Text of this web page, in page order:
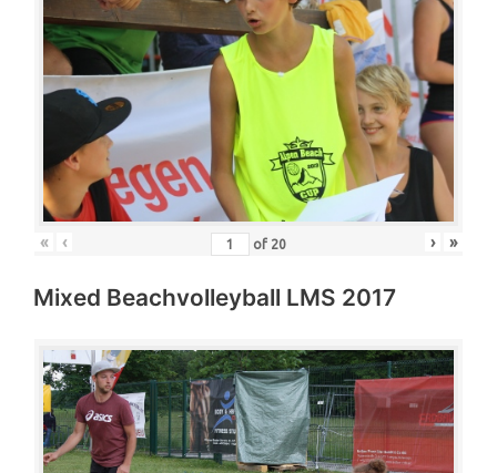
« ‹ of 20 › »
Mixed Beachvolleyball LMS 2017